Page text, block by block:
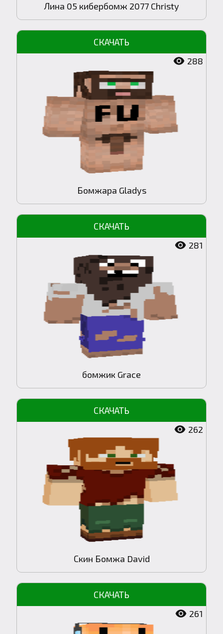
Лина 05 кибербомж 2077 Christy
288
Бомжара Gladys
281
бомжик Grace
262
Скин Бомжа David
261